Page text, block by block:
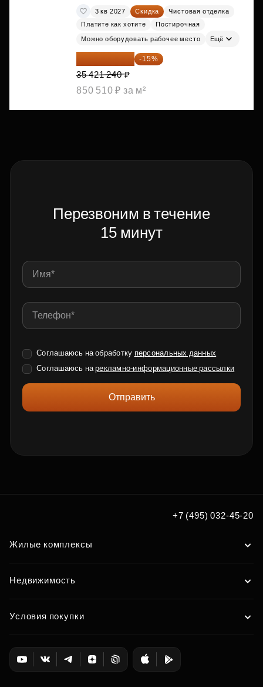
3 кв 2027 Скидка
Чистовая отделка
Платите как хотите
Постирочная
Можно оборудовать рабочее место Ещё
30 108 054 ₽ -15%
35 421 240 ₽
850 510 ₽ за м²
Перезвоним в течение
15 минут
Соглашаюсь на обработку персональных данных
Соглашаюсь нарекламно-информационные рассылки
Отправить
+7 (495) 032-45-20
Жилые комплексы
Недвижимость
Условия покупки